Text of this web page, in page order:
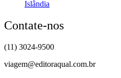
Islândia
Contate-nos
(11) 3024-9500
viagem@editoraqual.com.br